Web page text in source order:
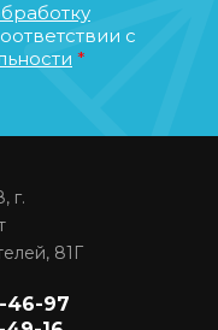
с
*
г.
81Г
46-97